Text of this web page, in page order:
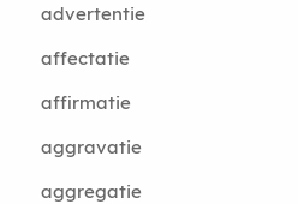
advertentie
affectatie
affirmatie
aggravatie
aggregatie